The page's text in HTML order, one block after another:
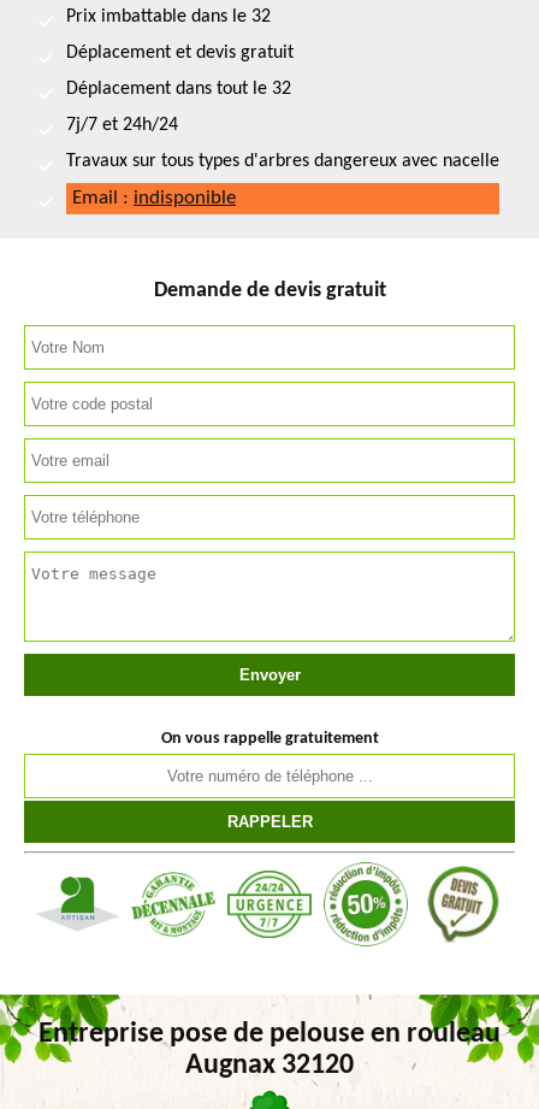
Prix imbattable dans le 32
Déplacement et devis gratuit
Déplacement dans tout le 32
7j/7 et 24h/24
Travaux sur tous types d'arbres dangereux avec nacelle
Email : indisponible
Demande de devis gratuit
On vous rappelle gratuitement
Entreprise pose de pelouse en rouleau
Augnax 32120